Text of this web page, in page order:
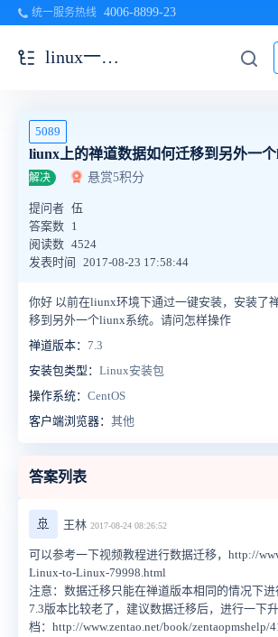
统一服务热线 4006-8899-23
linux一键安装包
5089
liunx上的禅道数据如何迁移到另外一
解决
悬赏5积分
提问者 伍
答案数 1
阅读数 4524
发表时间
2017-08-23 17:58:44
你好 以前在liunx环境下通过一键安装，安装了
移到另外一个liunx系统。请问怎样操作
禅道版本： 7.3
安装包类型： Linux安装包
操作系统： CentOS
客户端浏览器： 其他
答案列表
🚢 王林 2017-08-24 08:26:52
可以参考一下视频教程进行数据迁移，http://
Linux-to-Linux-79998.html
注意：数据迁移只能在禅道版本相同的情况下进
7.3版本比较老了，建议数据迁移后，进行一下
档：http://www.zentao.net/book/zentaopmshelp/